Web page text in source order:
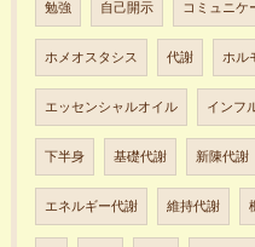
勉強 自己開示 コミュニケ
ホメオスタシス 代謝 ホル
エッセンシャルオイル インフ
下半身 基礎代謝 新陳代謝
エネルギー代謝 維持代謝